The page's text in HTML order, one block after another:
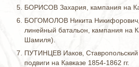
БОРИСОВ Захария, кампания на
БОГОМОЛОВ Никита
линейный батальон, кампания на
Шамиля).
ПУТИНЦЕВ Иаков, Ставропольский
подвиги на Кавказе 1854-1862 гг.